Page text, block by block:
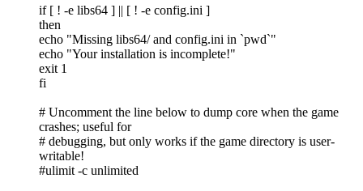
if [ ! -e libs64 ] || [ ! -e config.ini ]
then
echo "Missing libs64/ and config.ini in `pwd`"
echo "Your installation is incomplete!"
exit 1
fi
# Uncomment the line below to dump core when the game
crashes; useful for
# debugging, but only works if the game directory is user-
writable!
#ulimit -c unlimited